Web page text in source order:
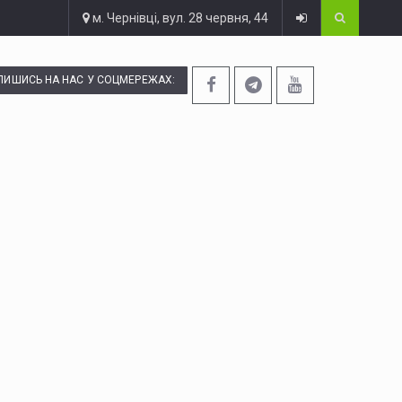
м. Чернівці, вул. 28 червня, 44
НА НАС У СОЦМЕРЕЖАХ: